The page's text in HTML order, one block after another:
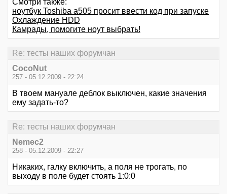
Смотри также:
ноутбук Toshiba a505 просит ввести код при запуске
Охлаждение HDD
Камрады, помогите ноут выбрать!
Re: тесты наших форумчан
CocoNut
257 - 05.12.2009 - 22:24
В твоем мануале деблок выключен, какие значения
ему задать-то?
Re: тесты наших форумчан
Nemec2
258 - 05.12.2009 - 22:27
Никаких, галку включить, а поля не трогать, по
выходу в поле будет стоять 1:0:0